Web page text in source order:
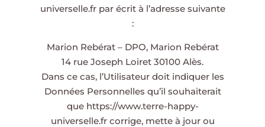
universelle.frpar écrit à l’adresse suivante
:
Marion Rebérat – DPO, Marion Rebérat
14 rue Joseph Loiret 30100 Alès.
Dans ce cas, l’Utilisateur doit indiquer les
Données Personnelles qu’il souhaiterait
que https://www.terre-happy-
universelle.frcorrige, mette à jour ou